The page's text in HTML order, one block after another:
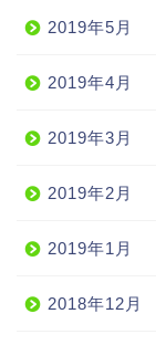
2019年5月
2019年4月
2019年3月
2019年2月
2019年1月
2018年12月